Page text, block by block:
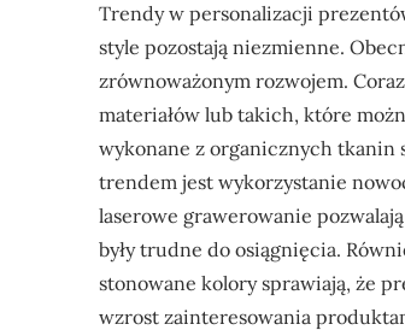
Trendy w personalizacji
style pozostają niezmienne.
zrównoważonym rozwojem.
materiałów lub takich, które
wykonane z organicznych tkanin
trendem jest wykorzystanie
laserowe grawerowanie
były trudne do osiągnięcia.
stonowane kolory sprawiają, że
wzrost zainteresowania